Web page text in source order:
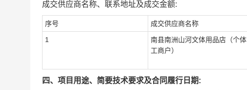
成交供应商名称、联系地址及成交金额:
序号 成交供应商名称
1
南县南洲山河文体用品店（个体
工商户）
四、项目用途、简要技术要求及合同履行日期: